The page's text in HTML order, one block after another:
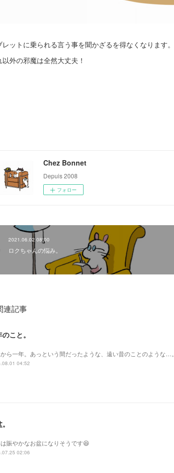
レットに乗られる言う事を聞かざるを得なくなります。
以外の邪魔は全然大丈夫！
Chez Bonnet
Depuis 2008
フォロー
2021.06.02 08:00
ロクちゃんの悩み。
連記事
こと。
ら一年。あっという間だったような、遠い昔のことのような…。
04:52
賑やかなお盆になりそうです😆
02:06